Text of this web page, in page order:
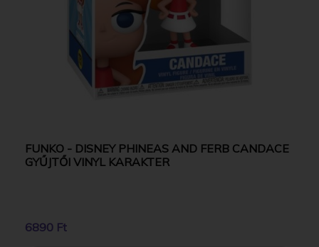
FUNKO - DISNEY PHINEAS AND FERB CANDACE
GYŰJTŐI VINYL KARAKTER
6890 Ft